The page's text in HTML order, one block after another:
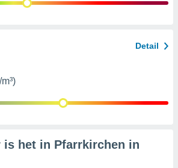
Detail
is het in Pfarrkirchen in